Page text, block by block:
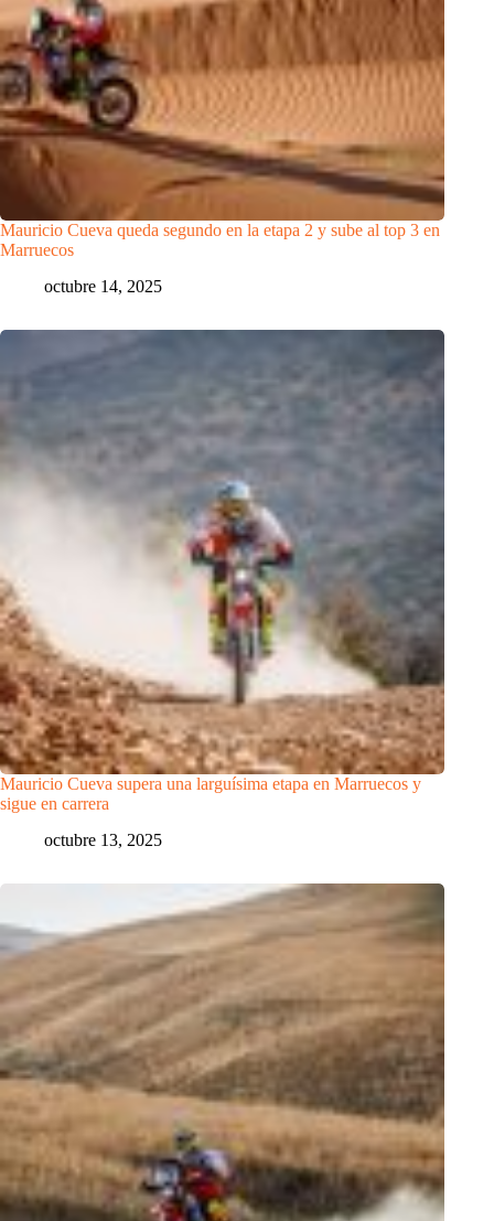
Mauricio Cueva queda segundo en la etapa 2 y sube al top 3 en
Marruecos
octubre 14, 2025
Mauricio Cueva supera una larguísima etapa en Marruecos y
sigue en carrera
octubre 13, 2025